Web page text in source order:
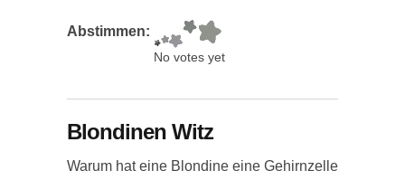
Abstimmen:
No votes yet
Blondinen Witz
Warum hat eine Blondine eine Gehirnzelle